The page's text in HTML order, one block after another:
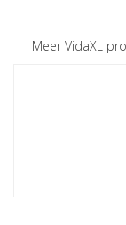
Meer VidaXL